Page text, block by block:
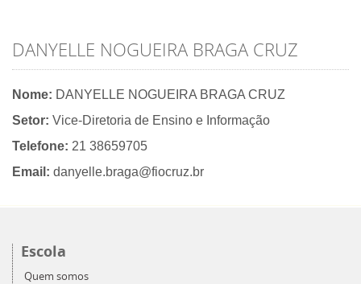
DANYELLE NOGUEIRA BRAGA CRUZ
Nome: DANYELLE NOGUEIRA BRAGA CRUZ
Setor: Vice-Diretoria de Ensino e Informação
Telefone: 21 38659705
Email: danyelle.braga@fiocruz.br
Escola
Quem somos